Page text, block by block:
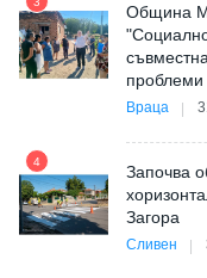
Назначен е нов
съвет на Агенция
Община
Враца
4
Започва
Загора
Сливен